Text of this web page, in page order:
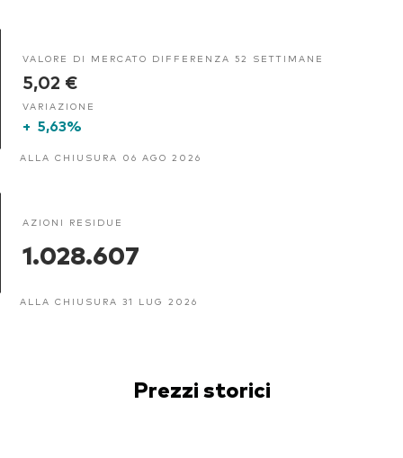
VALORE DI MERCATO DIFFERENZA 52 SETTIMANE
5,02 €
VARIAZIONE
+ 5,63%
ALLA CHIUSURA 06 AGO 2026
AZIONI RESIDUE
1.028.607
ALLA CHIUSURA 31 LUG 2026
Prezzi storici